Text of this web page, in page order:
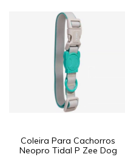
Coleira Para Cachorros
Neopro Tidal P Zee Dog